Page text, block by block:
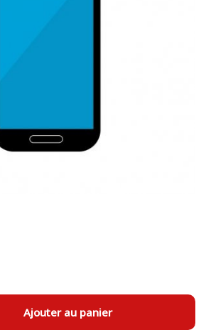
Ajouter au panier